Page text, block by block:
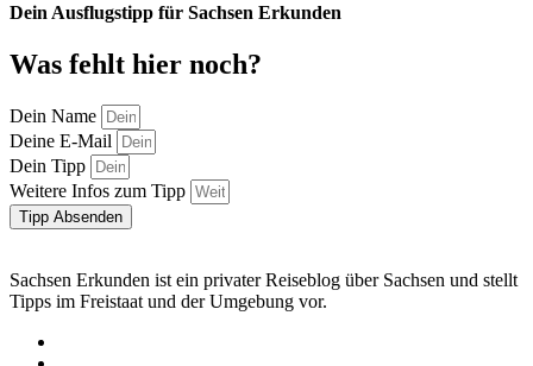
Dein Ausflugstipp für Sachsen Erkunden
Was fehlt hier noch?
Dein Name
Deine E-Mail
Dein Tipp
Weitere Infos zum Tipp
Tipp Absenden
Sachsen Erkunden ist ein privater Reiseblog über Sachsen und stellt
Tipps im Freistaat und der Umgebung vor.